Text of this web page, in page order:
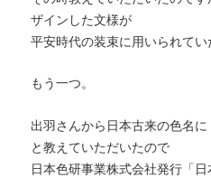
ザインした文様が
平安時代の装束に用いられてい
もう一つ。
出羽さんから日本古来の色名に
と教えていただいたので
日本色研事業株式会社発行「